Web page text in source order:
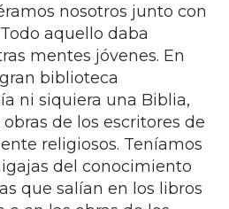
nosotros junto con
aquello daba
mentes jóvenes. En
biblioteca
ni siquiera una Biblia,
de los escritores de
religiosos. Teníamos
del conocimiento
que salían en los libros